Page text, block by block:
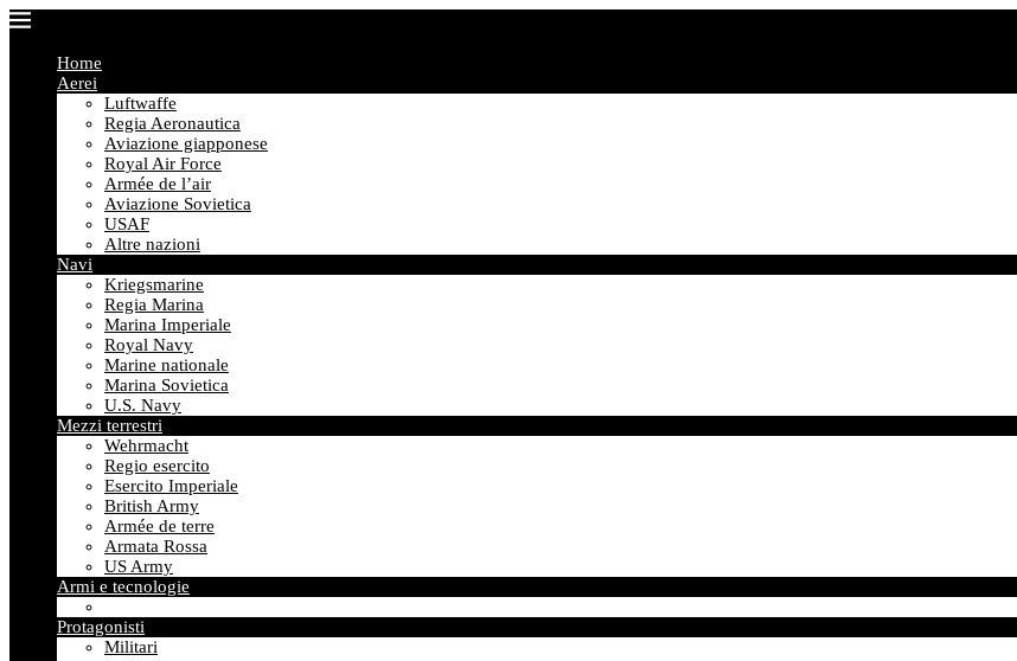
Home
Aerei
Luftwaffe
Regia Aeronautica
Aviazione giapponese
Royal Air Force
Armée de l’air
Aviazione Sovietica
USAF
Altre nazioni
Navi
Kriegsmarine
Regia Marina
Marina Imperiale
Royal Navy
Marine nationale
Marina Sovietica
U.S. Navy
Mezzi terrestri
Wehrmacht
Regio esercito
Esercito Imperiale
British Army
Armée de terre
Armata Rossa
US Army
Armi e tecnologie
Protagonisti
Militari